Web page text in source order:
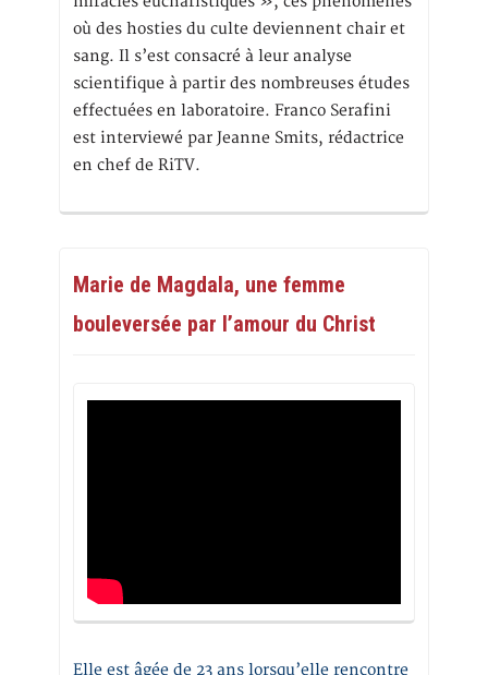
où des hosties du culte deviennent chair et
sang. Il s’est consacré à leur analyse
scientifique à partir des nombreuses études
effectuées en laboratoire. Franco Serafini
est interviewé par Jeanne Smits, rédactrice
en chef de RiTV.
Marie de Magdala, une femme
bouleversée par l’amour du Christ
Elle est âgée de 23 ans lorsqu’elle rencontre